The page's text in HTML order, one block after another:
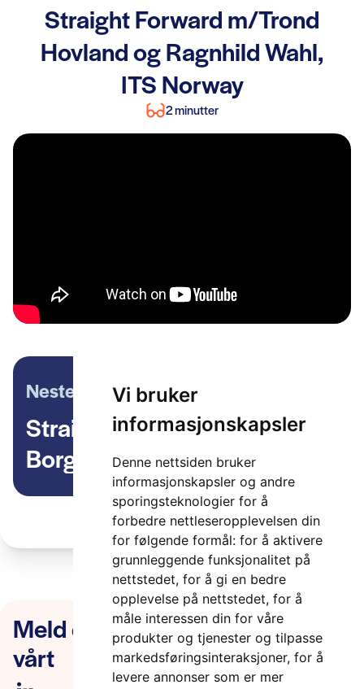
Vi bruker
informasjonskapsler
Denne nettsiden bruker
informasjonskapsler og andre
sporingsteknologier for å
forbedre nettleseropplevelsen din
for følgende formål: for å aktivere
grunnleggende funksjonalitet på
nettstedet, for å gi en bedre
opplevelse på nettstedet, for å
måle interessen din for våre
produkter og tjenester og tilpasse
markedsføringsinteraksjoner, for å
levere annonser som er mer
Straight Forward m/Trond
Hovland og Ragnhild Wahl,
ITS Norway
2 minutter
Neste artikkel
Straight Forward m/Christel
Borge, Entur
Meld deg på nyhetsbrevet
vårt